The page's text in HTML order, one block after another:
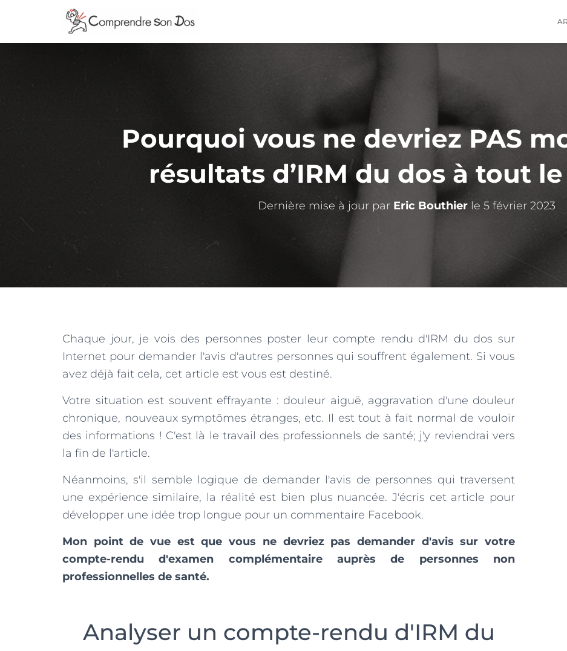
Pourquoi vous ne devriez PAS
résultats d’IRM du dos à tout
Dernière mise à jour par Eric Bouthier le 5 février 2023
Chaque jour, je vois des personnes poster leur compte rendu d'IRM du dos sur
Internet pour demander l'avis d'autres personnes qui souffrent également. Si vous
avez déjà fait cela, cet article est vous est destiné.
Votre situation est souvent effrayante : douleur aiguë, aggravation d'une douleur
chronique, nouveaux symptômes étranges, etc. Il est tout à fait normal de vouloir
des informations ! C'est là le travail des professionnels de santé; j'y reviendrai vers
la fin de l'article.
Néanmoins, s'il semble logique de demander l'avis de personnes qui traversent
une expérience similaire, la réalité est bien plus nuancée. J'écris cet article pour
développer une idée trop longue pour un commentaire Facebook.
Mon point de vue est que vous ne devriez pas demander d'avis sur votre
compte-rendu d'examen complémentaire auprès de personnes non
professionnelles de santé.
Analyser un compte-rendu d'IRM du